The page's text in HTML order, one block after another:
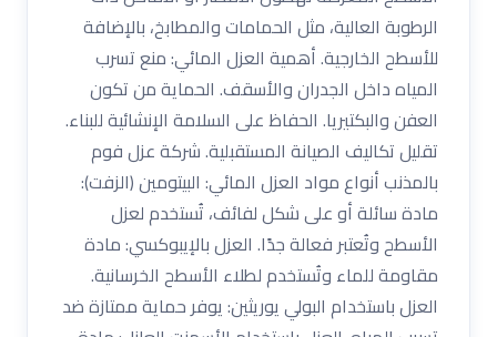
الرطوبة العالية، مثل الحمامات والمطابخ، بالإضافة
للأسطح الخارجية. أهمية العزل المائي: منع تسرب
المياه داخل الجدران والأسقف. الحماية من تكون
العفن والبكتيريا. الحفاظ على السلامة الإنشائية للبناء.
تقليل تكاليف الصيانة المستقبلية. شركة عزل فوم
بالمذنب أنواع مواد العزل المائي: البيتومين (الزفت):
مادة سائلة أو على شكل لفائف، تُستخدم لعزل
الأسطح وتُعتبر فعالة جدًا. العزل بالإيبوكسي: مادة
مقاومة للماء وتُستخدم لطلاء الأسطح الخرسانية.
العزل باستخدام البولي يوريثين: يوفر حماية ممتازة ضد